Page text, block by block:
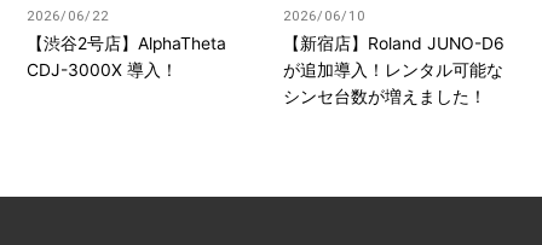
2026/06/22
【渋谷2号店】AlphaTheta
CDJ-3000X 導入！
2026/06/10
【新宿店】Roland JUNO-D6
が追加導入！レンタル可能な
シンセ台数が増えました！